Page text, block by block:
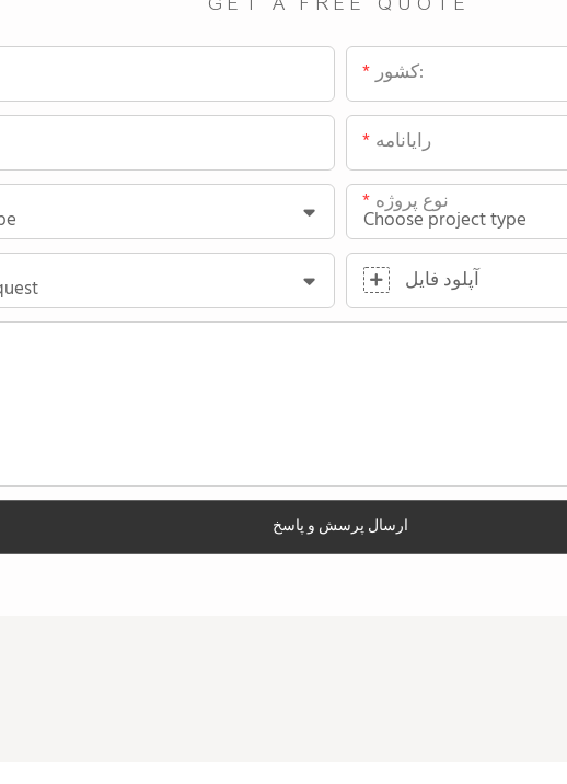
کشور:
رایانامه
نوع پروژه
آپلود فایل
ارسال پرسش و پاسخ